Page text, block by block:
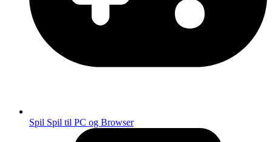
Spil Spil til PC og Browser